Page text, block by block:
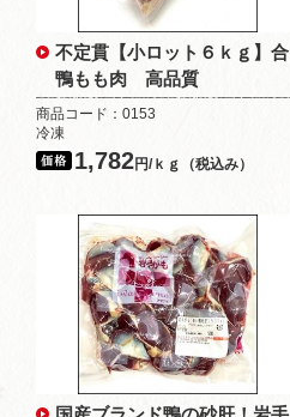
不定貫【小ロット６ｋｇ】合
鴨もも肉 高品質
商品コード：0153
冷凍
1,782円/ｋｇ（税込み）